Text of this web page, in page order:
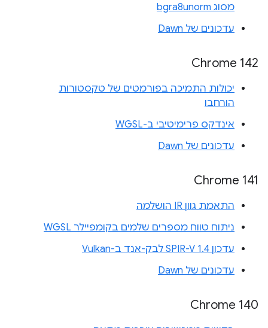
מסוג bgra8unorm
עדכונים של Dawn
Chrome 142
יכולות התמיכה בפורמטים של טקסטורות
הורחבו
אינדקס פרימיטיבי ב-WGSL
עדכונים של Dawn
Chrome 141
התאמת גוון IR הושלמה
ניתוח טווח מספרים שלמים בקומפיילר WGSL
עדכון SPIR-V 1.4 לבק-אנד ב-Vulkan
עדכונים של Dawn
Chrome 140